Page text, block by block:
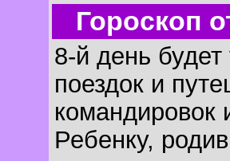
Гороскоп
8-й день
поездок и
командировок
Ребенку,